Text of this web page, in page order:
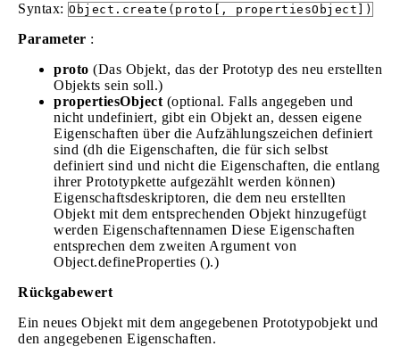
Syntax: Object.create(proto[, propertiesObject])
Parameter :
proto (Das Objekt, das der Prototyp des neu erstellten
Objekts sein soll.)
propertiesObject (optional. Falls angegeben und
nicht undefiniert, gibt ein Objekt an, dessen eigene
Eigenschaften über die Aufzählungszeichen definiert
sind (dh die Eigenschaften, die für sich selbst
definiert sind und nicht die Eigenschaften, die entlang
ihrer Prototypkette aufgezählt werden können)
Eigenschaftsdeskriptoren, die dem neu erstellten
Objekt mit dem entsprechenden Objekt hinzugefügt
werden Eigenschaftennamen Diese Eigenschaften
entsprechen dem zweiten Argument von
Object.defineProperties ().)
Rückgabewert
Ein neues Objekt mit dem angegebenen Prototypobjekt und
den angegebenen Eigenschaften.